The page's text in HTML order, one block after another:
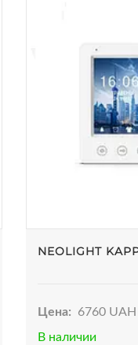
Цена:
6760 UAH
В наличии